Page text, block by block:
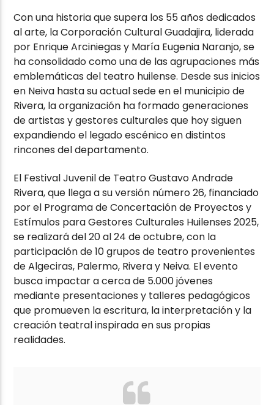
Con una historia que supera los 55 años dedicados
al arte, la Corporación Cultural Guadajira, liderada
por Enrique Arciniegas y María Eugenia Naranjo, se
ha consolidado como una de las agrupaciones más
emblemáticas del teatro huilense. Desde sus inicios
en Neiva hasta su actual sede en el municipio de
Rivera, la organización ha formado generaciones
de artistas y gestores culturales que hoy siguen
expandiendo el legado escénico en distintos
rincones del departamento.
El Festival Juvenil de Teatro Gustavo Andrade
Rivera, que llega a su versión número 26, financiado
por el Programa de Concertación de Proyectos y
Estímulos para Gestores Culturales Huilenses 2025,
se realizará del 20 al 24 de octubre, con la
participación de 10 grupos de teatro provenientes
de Algeciras, Palermo, Rivera y Neiva. El evento
busca impactar a cerca de 5.000 jóvenes
mediante presentaciones y talleres pedagógicos
que promueven la escritura, la interpretación y la
creación teatral inspirada en sus propias
realidades.